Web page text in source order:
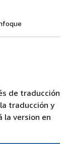
de traducción
traducción y
la version en